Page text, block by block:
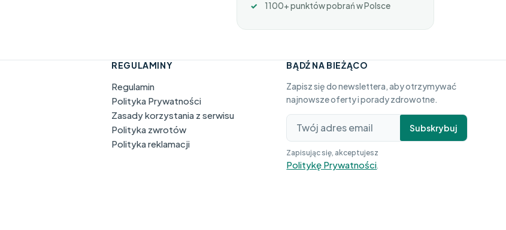
1100+ punktów pobrań w Polsce
REGULAMINY
Regulamin
Polityka Prywatności
Zasady korzystania z serwisu
Polityka zwrotów
Polityka reklamacji
BĄDŹ NA BIEŻĄCO
Zapisz się do newslettera, aby otrzymywać
najnowsze oferty i porady zdrowotne.
Subskrybuj
Zapisując się, akceptujesz
Politykę Prywatności.